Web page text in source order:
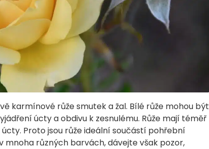
karmínové růže smutek a žal. Bílé růže mohou být
úcty a obdivu k zesnulému. Růže mají téměř
Proto jsou růže ideální součástí pohřební
mnoha různých barvách, dávejte však pozor,